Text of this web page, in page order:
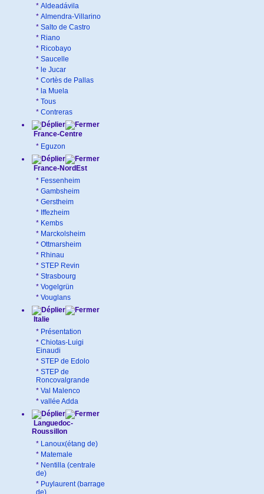
* Aldeadávila
* Almendra-Villarino
* Salto de Castro
* Riano
* Ricobayo
* Saucelle
* le Jucar
* Cortès de Pallas
* la Muela
* Tous
* Contreras
France-Centre
* Eguzon
France-NordEst
* Fessenheim
* Gambsheim
* Gerstheim
* Iffezheim
* Kembs
* Marckolsheim
* Ottmarsheim
* Rhinau
* STEP Revin
* Strasbourg
* Vogelgrün
* Vouglans
Italie
* Présentation
* Chiotas-Luigi
Einaudi
* STEP de Edolo
* STEP de
Roncovalgrande
* Val Malenco
* vallée Adda
Languedoc-
Roussillon
* Lanoux(étang de)
* Matemale
* Nentilla (centrale
de)
* Puylaurent (barrage
de)